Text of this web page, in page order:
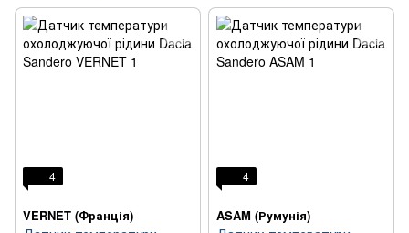
4
VERNET (Франція)
4
ASAM (Румунія)